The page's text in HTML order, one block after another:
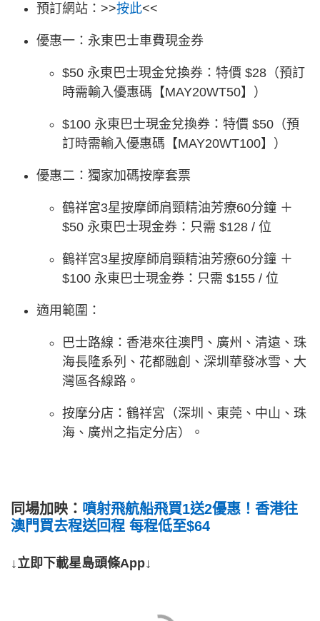
預訂網站：>>按此<<
優惠一：永東巴士車費現金券
$50 永東巴士現金兌換券：特價 $28（預訂
時需輸入優惠碼【MAY20WT50】）
$100 永東巴士現金兌換券：特價 $50（預
訂時需輸入優惠碼【MAY20WT100】）
優惠二：獨家加碼按摩套票
鶴祥宮3星按摩師肩頸精油芳療60分鐘 ＋
$50 永東巴士現金券：只需 $128 / 位
鶴祥宮3星按摩師肩頸精油芳療60分鐘 ＋
$100 永東巴士現金券：只需 $155 / 位
適用範圍：
巴士路線：香港來往澳門、廣州、清遠、珠
海長隆系列、花都融創、深圳華發冰雪、大
灣區各線路。
按摩分店：鶴祥宮（深圳、東莞、中山、珠
海、廣州之指定分店）。
同場加映： 噴射飛航船飛買1送2優惠！香港往
澳門買去程送回程 每程低至$64
↓立即下載星島頭條App↓